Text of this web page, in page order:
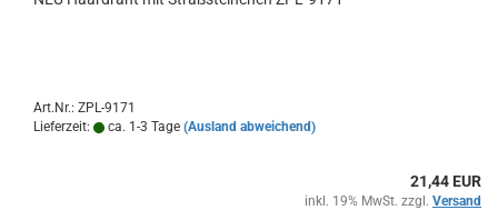
Art.Nr.: ZPL-9171
Lieferzeit:
ca. 1-3 Tage (Ausland abweichend)
21,44 EUR
inkl. 19% MwSt. zzgl. Versand